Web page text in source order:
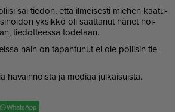
sai tie­don, et­tä il­mei­ses­ti mie­hen kaa­tu­
yk­sik­kö oli saat­ta­nut hä­net hoi­
tie­dot­tees­sa to­de­taan.
näin on ta­pah­tu­nut ei ole po­lii­sin tie­
ha­vain­nois­ta ja me­di­aa jul­kai­suis­ta.
WhatsApp